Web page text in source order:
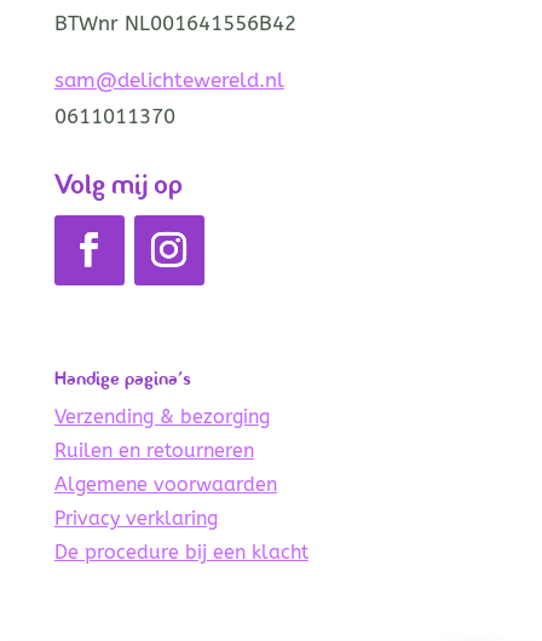
BTWnr NL001641556B42
sam@delichtewereld.nl
0611011370
Volg mij op
Handige pagina’s
Verzending & bezorging
Ruilen en retourneren
Algemene voorwaarden
Privacy verklaring
De procedure bij een klacht